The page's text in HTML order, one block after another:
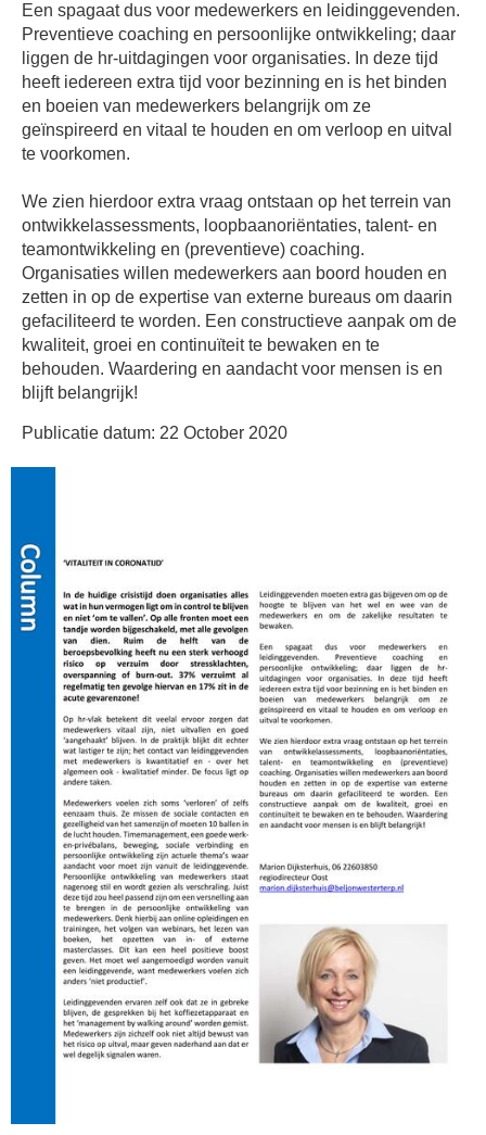
Een spagaat dus voor medewerkers en leidinggevenden.
Preventieve coaching en persoonlijke ontwikkeling; daar
liggen de hr-uitdagingen voor organisaties. In deze tijd
heeft iedereen extra tijd voor bezinning en is het binden
en boeien van medewerkers belangrijk om ze
geïnspireerd en vitaal te houden en om verloop en uitval
te voorkomen.
We zien hierdoor extra vraag ontstaan op het terrein van
ontwikkelassessments, loopbaanoriëntaties, talent- en
teamontwikkeling en (preventieve) coaching.
Organisaties willen medewerkers aan boord houden en
zetten in op de expertise van externe bureaus om daarin
gefaciliteerd te worden. Een constructieve aanpak om de
kwaliteit, groei en continuïteit te bewaken en te
behouden. Waardering en aandacht voor mensen is en
blijft belangrijk!
Publicatie datum: 22 October 2020